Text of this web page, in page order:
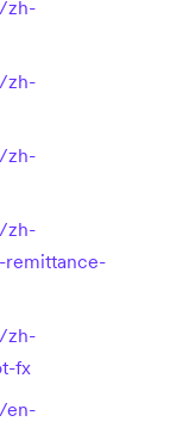
zh-
zh-
zh-
zh-
remittance-
zh-
fx
en-